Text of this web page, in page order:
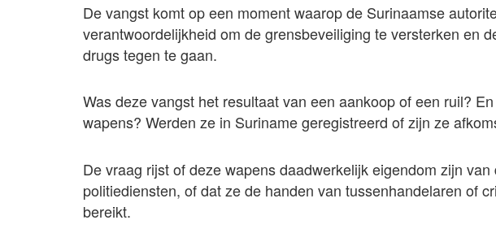
De vangst komt op een moment waarop de Surinaamse
verantwoordelijkheid om de grensbeveiliging te versterken en
drugs tegen te gaan.
Was deze vangst het resultaat van een aankoop of een ruil?
wapens? Werden ze in Suriname geregistreerd of zijn ze
De vraag rijst of deze wapens daadwerkelijk eigendom zijn
politiediensten, of dat ze de handen van tussenhandelaren of
bereikt.